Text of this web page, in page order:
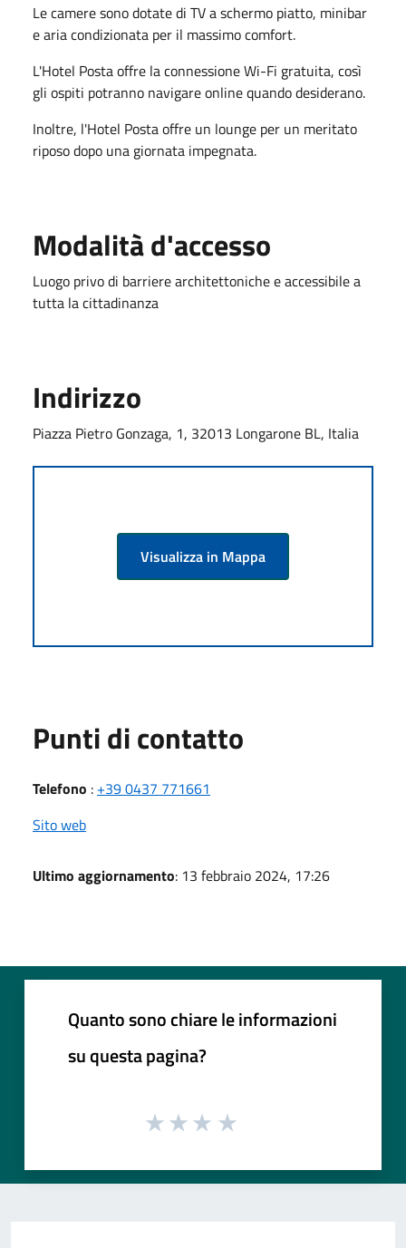
Le camere sono dotate di TV a schermo piatto, minibar
e aria condizionata per il massimo comfort.
L'Hotel Posta offre la connessione Wi-Fi gratuita, così
gli ospiti potranno navigare online quando desiderano.
Inoltre, l'Hotel Posta offre un lounge per un meritato
riposo dopo una giornata impegnata.
Modalità d'accesso
Luogo privo di barriere architettoniche e accessibile a
tutta la cittadinanza
Indirizzo
Piazza Pietro Gonzaga, 1, 32013 Longarone BL, Italia
Visualizza in Mappa
Punti di contatto
Telefono : +39 0437 771661
Sito web
Ultimo aggiornamento: 13 febbraio 2024, 17:26
Quanto sono chiare le informazioni
su questa pagina?